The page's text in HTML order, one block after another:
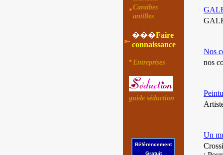
Caraibes
antilles
���Faire
connaissance
Entreprises
guide séduction
Référencement
Gratuit
Nos
nos
Un